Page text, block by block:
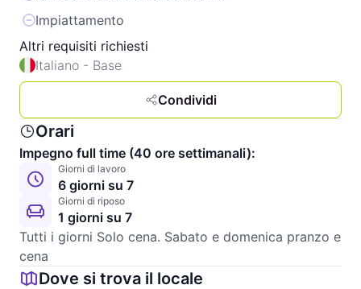
Impiattamento
Altri requisiti richiesti
Italiano - Base
Condividi
Orari
Impegno full time (40 ore settimanali):
Giorni di lavoro
6 giorni su 7
Giorni di riposo
1 giorni su 7
Tutti i giorni Solo cena. Sabato e domenica pranzo e
cena
Dove si trova il locale